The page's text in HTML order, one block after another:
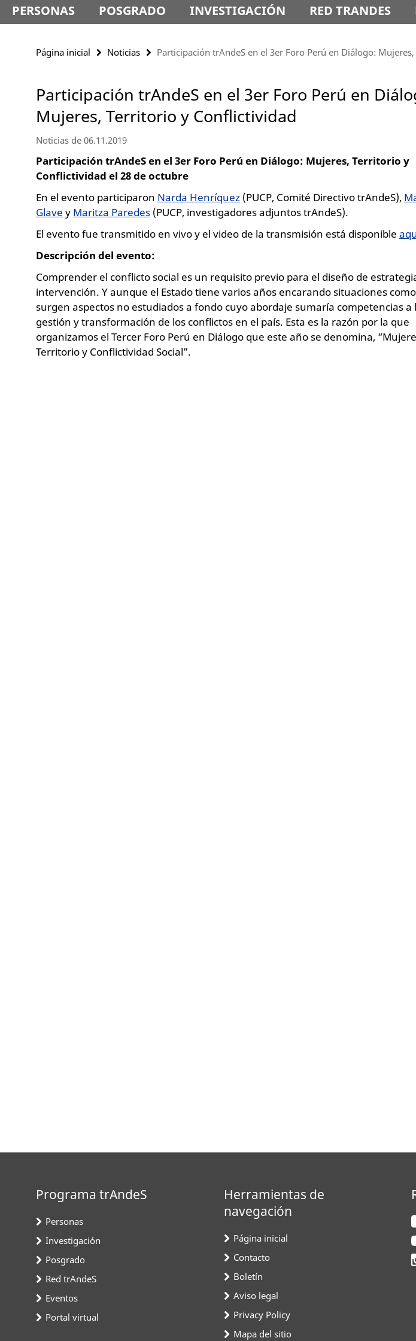
PERSONAS POSGRADO INVESTIGACIÓN RED TRANDES
Página inicial Noticias Participación trAndeS en el 3er Foro Perú en Diálogo:
Participación trAndeS en el 3er Foro Perú en
Mujeres, Territorio y Conflictividad
Noticias de 06.11.2019
Participación trAndeS en el 3er Foro Perú en Diálogo: Mujeres, Territorio y
Conflictividad el 28 de octubre
En el evento participaron Narda Henríquez (PUCP, Comité Directivo trAndeS),
Glave y Maritza Paredes (PUCP, investigadores adjuntos trAndeS).
El evento fue transmitido en vivo y el video de la transmisión está disponible
Descripción del evento:
Comprender el conflicto social es un requisito previo para el diseño de
intervención. Y aunque el Estado tiene varios años encarando situaciones
surgen aspectos no estudiados a fondo cuyo abordaje sumaría competencias a
gestión y transformación de los conflictos en el país. Esta es la razón por la que
organizamos el Tercer Foro Perú en Diálogo que este año se denomina,
Territorio y Conflictividad Social”.
Programa trAndeS
Personas
Investigación
Posgrado
Red trAndeS
Eventos
Portal virtual
Herramientas de
navegación
Página inicial
Contacto
Boletín
Aviso legal
Privacy Policy
Mapa del sitio